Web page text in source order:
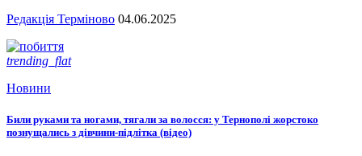
Редакція Терміново 04.06.2025
trending_flat
Новини
Били руками та ногами, тягали за волосся: у Тернополі жорстоко
познущались з дівчини-підлітка (відео)